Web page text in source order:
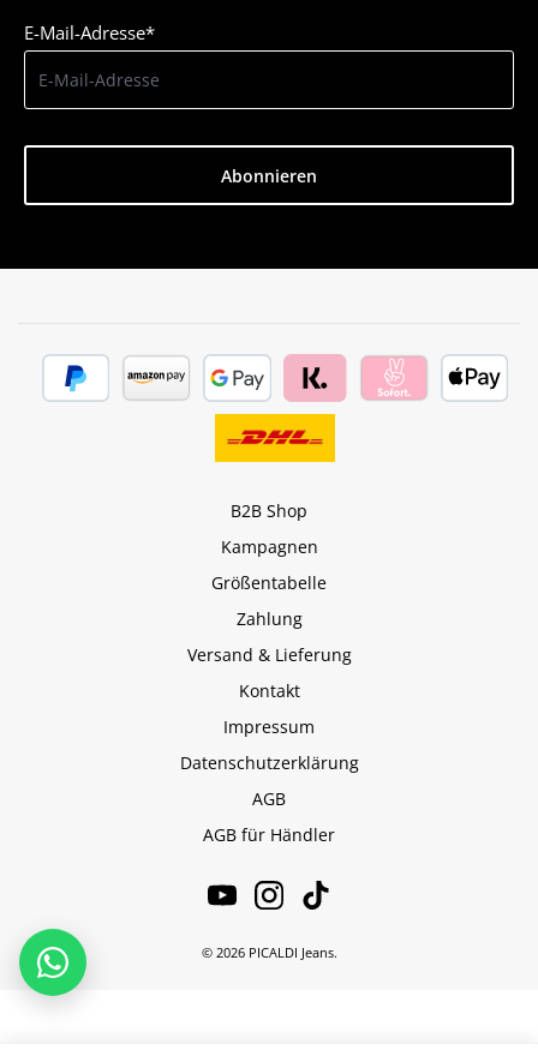
E-Mail-Adresse*
Abonnieren
© 2026 PICALDI Jeans.
B2B Shop
Kampagnen
Größentabelle
Zahlung
Versand & Lieferung
Kontakt
Impressum
Datenschutzerklärung
AGB
AGB für Händler